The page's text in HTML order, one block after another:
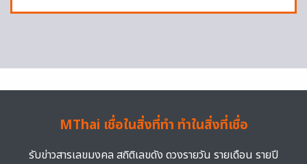
MThai เชื่อในสิ่งที่ทำ ทำในสิ่งที่เชื่อ
รับข่าวสารเลขมงคล สถิติเลขดัง ดวงรายวัน รายเดือน รายปี